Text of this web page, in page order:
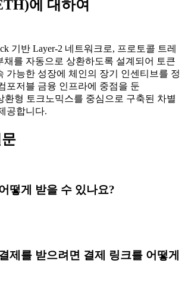
에 대하여
기반 Layer-2 네트워크로, 프로토콜 트레
채를 자동으로 상환하도록 설계되어 토큰
가능한 성장에 체인의 장기 인센티브를 정
포저블 금융 인프라에 중점을 둔
환형 토크노믹스를 중심으로 구축된 차별
공합니다.
떻게 받을 수 있나요?
제를 받으려면 결제 링크를 어떻게